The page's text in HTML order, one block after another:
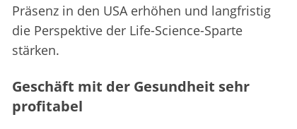
Präsenz in den USA erhöhen und langfristig
die Perspektive der Life-Science-Sparte
stärken.
Geschäft mit der Gesundheit sehr
profitabel